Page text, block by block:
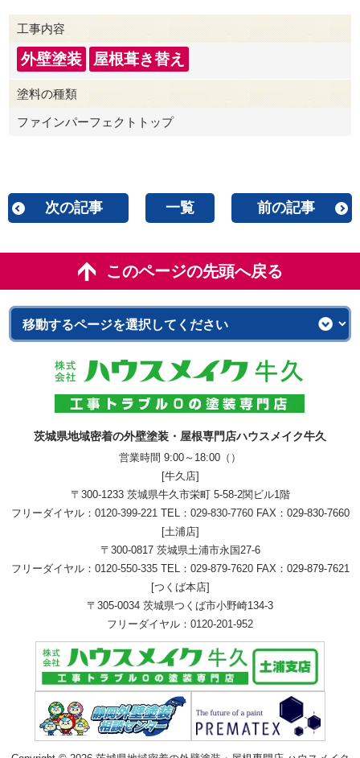
工事内容
外壁塗装 屋根葺き替え
塗料の種類
ファインパーフェクトトップ
次の記事 一覧 前の記事
このページの先頭へ戻る
茨城県地域密着の外壁塗装・屋根専門店ハウスメイク牛久
営業時間 9:00～18:00（）
[牛久店]
〒300-1233 茨城県牛久市栄町 5-58-2関ビル1階
フリーダイヤル： 0120-399-221TEL： 029-830-7760FAX：029-830-7660
[土浦店]
〒300-0817 茨城県土浦市永国27-6
フリーダイヤル： 0120-550-335TEL： 029-879-7620FAX：029-879-7621
[つくば本店]
〒305-0034 茨城県つくば市小野崎134-3
フリーダイヤル： 0120-201-952